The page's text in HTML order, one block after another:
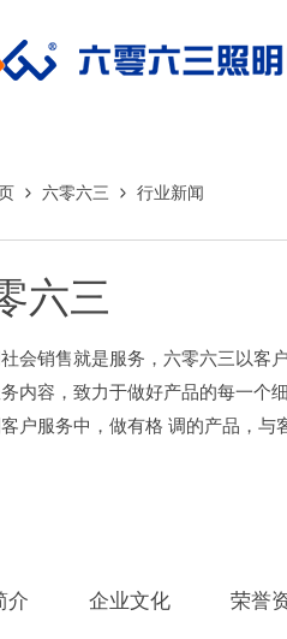
六零六三 行业新闻
六三
会销售就是服务，六零六三以客
内容，致力于做好产品的每一个
户服务中，做有格 调的产品，与
介 企业文化 荣誉